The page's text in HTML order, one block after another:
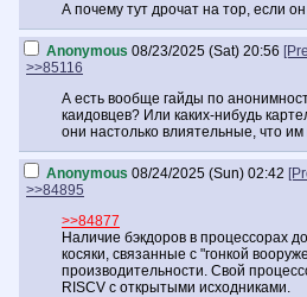
А почему тут дрочат на тор, если
Anonymous 08/23/2025 (Sat) 20:56
>>85116
А есть вообще гайды по
каидовцев? Или каких-нибудь
они настолько влиятельные, что
Anonymous 08/24/2025 (Sun) 02:42
>>84895
>>84877
Наличие бэкдоров в процессорах
косяки, связанные с "гонкой
производительности. Свой
RISCV с открытыми исходниками.